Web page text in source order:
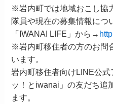
※岩内町では地域おこし協
隊員や現在の募集情報につ
「IWANAI LIFE」から→
※岩内町移住者の方のお問
います。
岩内町移住者向けLINE公
ッ！とiwanai」の友だち追
ます。